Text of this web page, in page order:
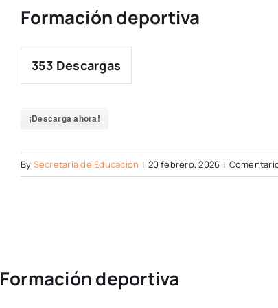
Formación deportiva
353 Descargas
¡Descarga ahora!
By Secretaría de Educación | 20 febrero, 2026 |
Formación deportiva